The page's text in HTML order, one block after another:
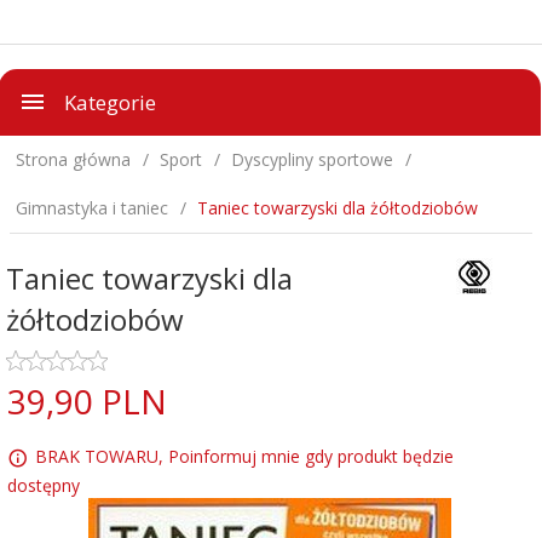
Kategorie
Strona główna Sport Dyscypliny sportowe
Gimnastyka i taniec Taniec towarzyski dla żółtodziobów
Taniec towarzyski dla
żółtodziobów
39,90 PLN
BRAK TOWARU, Poinformuj mnie gdy produkt będzie
dostępny